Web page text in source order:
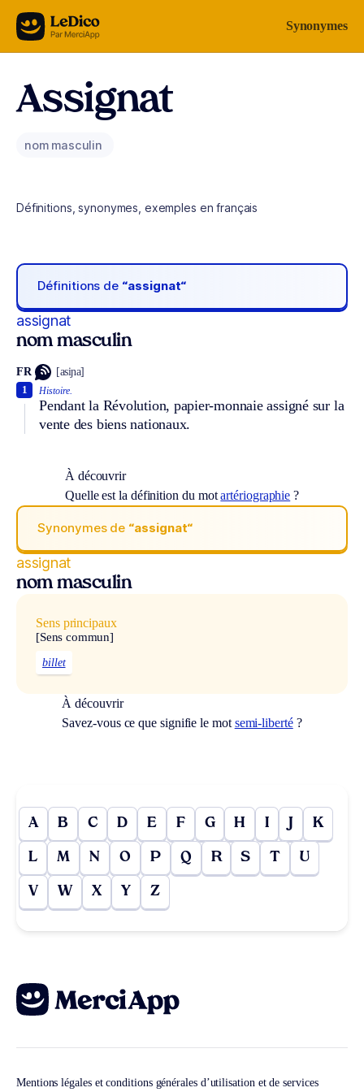
Aller au contenu Synonymes
Assignat
nom masculin
Définitions, synonymes, exemples en français
Définitions de “assignat“
assignat
nom masculin
FR [asiɲa]
Histoire.
Pendant la Révolution, papier-monnaie assigné sur la
vente des biens nationaux.
1
À découvrir
Quelle est la définition du motartériographie ?
Synonymes de “assignat“
assignat
nom masculin
Sens principaux
[Sens commun]
billet
À découvrir
Savez-vous ce que signifie le mot semi-liberté?
A B C D E F G H I J K
L M N O P Q R S T U
V W X Y Z
Mentions légales et conditions générales d’utilisation et de services